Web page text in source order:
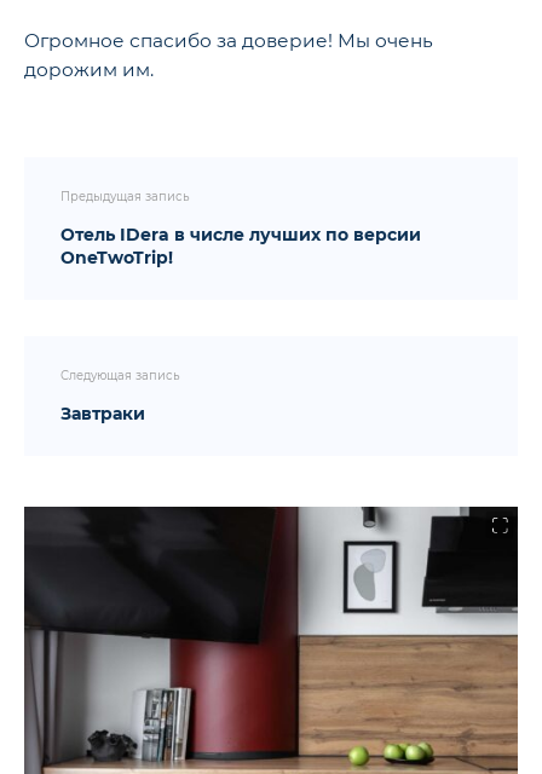
Огромное спасибо за доверие! Мы очень
дорожим им.
Предыдущая запись
Отель IDera в числе лучших по версии
OneTwoTrip!
Следующая запись
Завтраки